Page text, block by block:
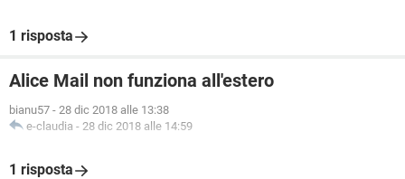
1 risposta
Alice Mail non funziona all'estero
bianu57 - 28 dic 2018 alle 13:38
e-claudia - 28 dic 2018 alle 14:59
1 risposta